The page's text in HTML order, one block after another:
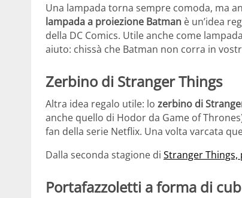
Una lampada torna sempre comoda, ma
lampada a proiezione Batman è un’idea
della DC Comics. Utile anche come
aiuto: chissà che Batman non corra in
Zerbino di Stranger Things
Altra idea regalo utile: lo zerbino di
anche quello di Hodor da Game of
fan della serie Netflix. Una volta varcata
Dalla seconda stagione di Stranger Things,
Portafazzoletti a forma di